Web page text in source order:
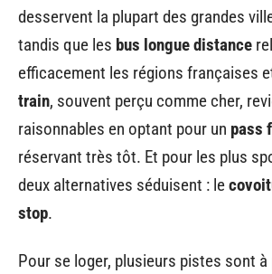
desservent la plupart des grandes
tandis que les bus longue distance
efficacement les régions françaises
train, souvent perçu comme cher,
raisonnables en optant pour un pass
réservant très tôt. Et pour les plus
deux alternatives séduisent : le
stop.
Pour se loger, plusieurs pistes sont à